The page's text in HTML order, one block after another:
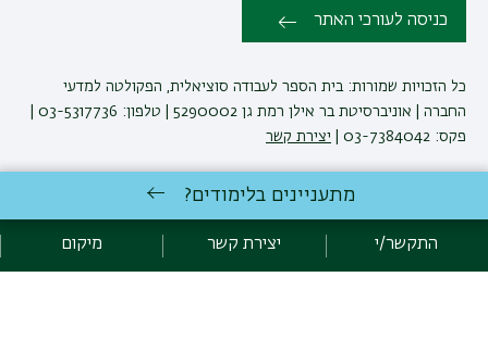
כניסה לעורכי האתר
כל הזכויות שמורות: בית הספר לעבודה סוציאלית, הפקולטה למדעי
פקס: 03-7384042 |
יצירת קשר
לימודי עבודה סוציאלית באוניברסיטת בר-אילן
הצהרת נגישות
מדיניות פרטיות
מתעניינים בלימודים?
התקשר/י יצירת קשר מיקום